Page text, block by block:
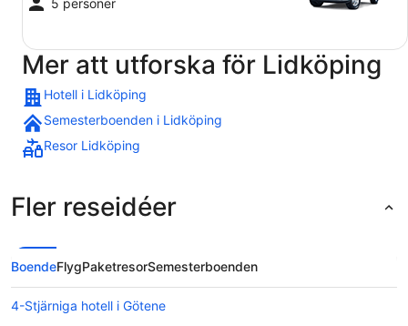
5 personer
Mer att utforska för Lidköping
Hotell i Lidköping
Semesterboenden i Lidköping
Resor Lidköping
Fler reseidéer
BoendeFlygPaketresorSemesterboenden
4-Stjärniga hotell i Götene